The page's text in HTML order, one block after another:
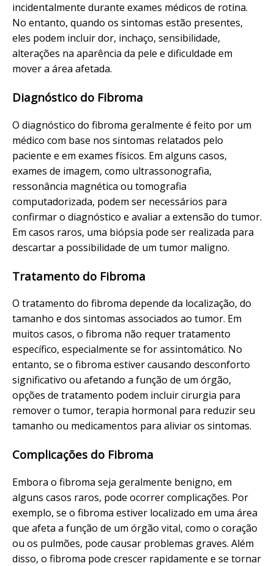
incidentalmente durante exames médicos de rotina.
No entanto, quando os sintomas estão presentes,
eles podem incluir dor, inchaço, sensibilidade,
alterações na aparência da pele e dificuldade em
mover a área afetada.
Diagnóstico do Fibroma
O diagnóstico do fibroma geralmente é feito por um
médico com base nos sintomas relatados pelo
paciente e em exames físicos. Em alguns casos,
exames de imagem, como ultrassonografia,
ressonância magnética ou tomografia
computadorizada, podem ser necessários para
confirmar o diagnóstico e avaliar a extensão do tumor.
Em casos raros, uma biópsia pode ser realizada para
descartar a possibilidade de um tumor maligno.
Tratamento do Fibroma
O tratamento do fibroma depende da localização, do
tamanho e dos sintomas associados ao tumor. Em
muitos casos, o fibroma não requer tratamento
específico, especialmente se for assintomático. No
entanto, se o fibroma estiver causando desconforto
significativo ou afetando a função de um órgão,
opções de tratamento podem incluir cirurgia para
remover o tumor, terapia hormonal para reduzir seu
tamanho ou medicamentos para aliviar os sintomas.
Complicações do Fibroma
Embora o fibroma seja geralmente benigno, em
alguns casos raros, pode ocorrer complicações. Por
exemplo, se o fibroma estiver localizado em uma área
que afeta a função de um órgão vital, como o coração
ou os pulmões, pode causar problemas graves. Além
disso, o fibroma pode crescer rapidamente e se tornar